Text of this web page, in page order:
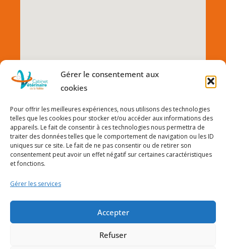
Gérer le consentement aux
cookies
Pour offrir les meilleures expériences, nous utilisons des technologies
telles que les cookies pour stocker et/ou accéder aux informations des
appareils. Le fait de consentir à ces technologies nous permettra de
traiter des données telles que le comportement de navigation ou les ID
uniques sur ce site. Le fait de ne pas consentir ou de retirer son
consentement peut avoir un effet négatif sur certaines caractéristiques
et fonctions.
Gérer les services
Accepter
Refuser
© Cabinet Vétérinaire de la Vallée 2026 | SELARL Vetocham